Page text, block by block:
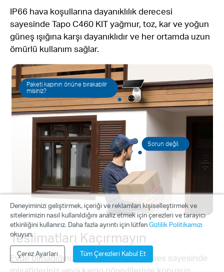
IP66 hava koşullarına dayanıklılık derecesi
sayesinde Tapo C460 KIT yağmur, toz, kar ve yoğun
güneş ışığına karşı dayanıklıdır ve her ortamda uzun
ömürlü kullanım sağlar.
Teslimatları Kaçırmayın
Evde olmadığınızda bile net iki yönlü ses sayesinde
Paketi kapının önüne bırakabilir
misiniz?
Sorun değil.
Deneyiminizi geliştirmek, içeriği ve reklamları kişiselleştirmek ve
sitelerimizin nasıl kullanıldığını analiz etmek için çerezleri ve tarayıcı
etkinliğini kullanırız. Daha fazla ayrıntı için lütfenGizlilik Politikamızı
okuyun.
Çerez Ayarları Tüm Çerezleri Kabul Et